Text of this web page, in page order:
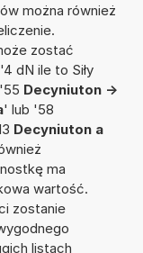
można również
zostać
dN ile to Siły
Decyniuton ->
' lub '58
Decyniuton a
ma
wartość.
zostanie
listach